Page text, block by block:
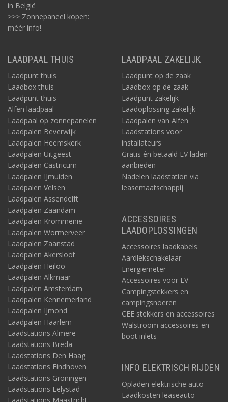
in België
>>> Zonnepaneel kopen:
méér info!
LAADPAAL THUIS
Laadpunt thuis
Laadbox thuis
Laadpunt thuis
Alfen laadpaal
Laadpaal op zonnepanelen
Laadpalen Beverwijk
Laadpalen Heemskerk
Laadpalen Uitgeest
Laadpalen Castricum
Laadpalen IJmuiden
Laadpalen Velsen
Laadpalen Assendelft
Laadpalen Zaandam
Laadpalen Krommenie
Laadpalen Wormerveer
Laadpalen Zaanstad
Laadpalen Akersloot
Laadpalen Heiloo
Laadpalen Alkmaar
Laadpalen Amsterdam
Laadpalen Kennemerland
Laadpalen IJmond
Laadpalen Haarlem
Laadstations Almere
Laadstations Breda
Laadstations Den Haag
Laadstations Eindhoven
Laadstations Groningen
Laadstations Lelystad
LAADPAAL ZAKELIJK
Laadpunt op de zaak
Laadbox op de zaak
Laadpunt zakelijk
Laadoplossing zakelijk
Laadpalen van Alfen
Laadstations voor
installateurs
Gratis én betaald EV laden
aanbieden
Nadelen laadstation via
leasemaatschappij
ACCESSOIRES
LAADOPLOSSINGEN
Accessoires laadkabels
Aardlekschakelaar
Energiemeter
Accessoires voor EV
Campingstekkers en
campingsnoeren
CEE stekkers en accessoires
Walstroom accessoires en
boot inlets
INFO ELEKTRISCH RIJDEN
Opladen elektrische auto
Laadkosten leaseauto